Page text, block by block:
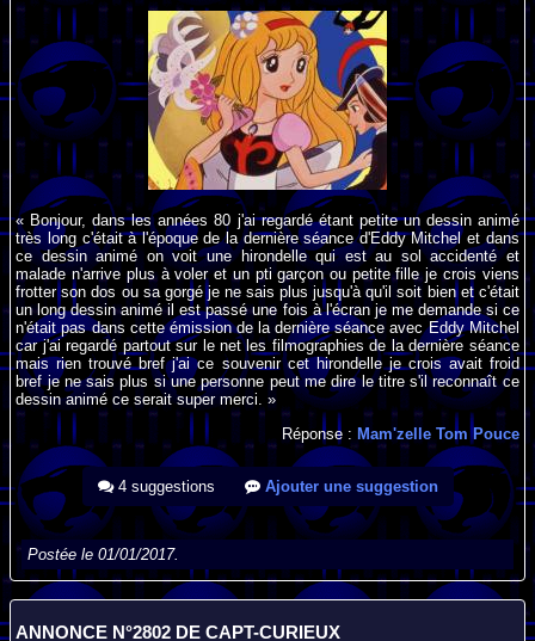
« Bonjour, dans les années 80 j'ai regardé étant petite un dessin animé
très long c'était à l'époque de la dernière séance d'Eddy Mitchel et dans
ce dessin animé on voit une hirondelle qui est au sol accidenté et
malade n'arrive plus à voler et un pti garçon ou petite fille je crois viens
frotter son dos ou sa gorgé je ne sais plus jusqu'à qu'il soit bien et c'était
un long dessin animé il est passé une fois à l'écran je me demande si ce
n'était pas dans cette émission de la dernière séance avec Eddy Mitchel
car j'ai regardé partout sur le net les filmographies de la dernière séance
mais rien trouvé bref j'ai ce souvenir cet hirondelle je crois avait froid
bref je ne sais plus si une personne peut me dire le titre s'il reconnaît ce
dessin animé ce serait super merci. »
Réponse : Mam'zelle Tom Pouce
4 suggestions Ajouter une suggestion
Postée le 01/01/2017.
ANNONCE N°2802 DE CAPT-CURIEUX